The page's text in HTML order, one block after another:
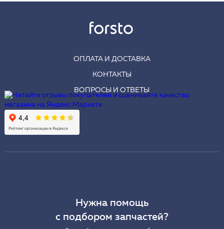
ОПЛАТА И ДОСТАВКА
КОНТАКТЫ
ВОПРОСЫ И ОТВЕТЫ
Нужна помощь
с подбором запчастей?